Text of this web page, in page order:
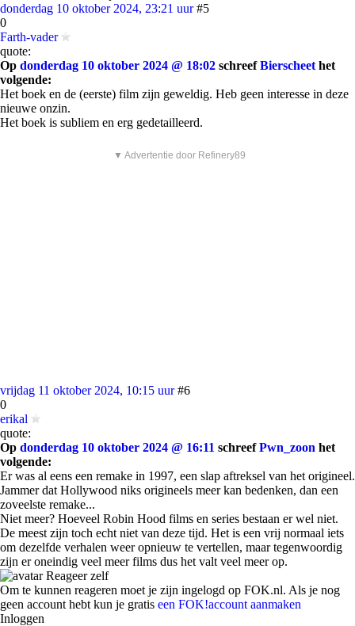
donderdag 10 oktober 2024, 23:21 uur #5
0
Farth-vader
quote:
Op donderdag 10 oktober 2024 @ 18:02 schreefBierscheet het
volgende:
Het boek en de (eerste) film zijn geweldig. Heb geen interesse in deze
nieuwe onzin.
Het boek is subliem en erg gedetailleerd.
▼ Advertentie door Refinery89
vrijdag 11 oktober 2024, 10:15 uur #6
0
erikal
quote:
Op donderdag 10 oktober 2024 @ 16:11 schreefPwn_zoon het
volgende:
Er was al eens een remake in 1997, een slap aftreksel van het origineel.
Jammer dat Hollywood niks origineels meer kan bedenken, dan een
zoveelste remake...
Niet meer? Hoeveel Robin Hood films en series bestaan er wel niet.
De meest zijn toch echt niet van deze tijd. Het is een vrij normaal iets
om dezelfde verhalen weer opnieuw te vertellen, maar tegenwoordig
zijn er oneindig veel meer films dus het valt veel meer op.
Reageer zelf
Om te kunnen reageren moet je zijn ingelogd op FOK.nl. Als je nog
geen account hebt kun je gratis een FOK!account aanmaken
Inloggen